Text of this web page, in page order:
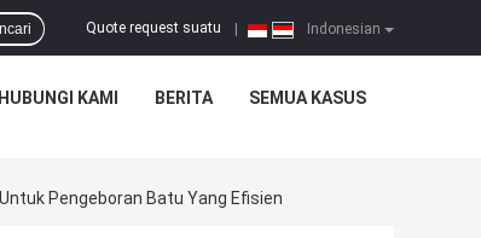
Indonesian
Quote request suatu
HUBUNGI KAMI BERITA SEMUA KASUS
Pengeboran Batu Yang Efisien